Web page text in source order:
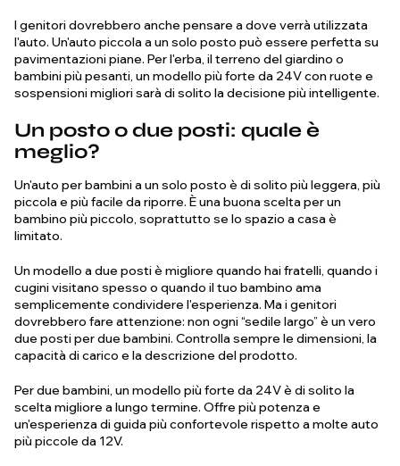
I genitori dovrebbero anche pensare a dove verrà utilizzata
l'auto. Un'auto piccola a un solo posto può essere perfetta su
pavimentazioni piane. Per l'erba, il terreno del giardino o
bambini più pesanti, un modello più forte da 24V con ruote e
sospensioni migliori sarà di solito la decisione più intelligente.
Un posto o due posti: quale è
meglio?
Un'auto per bambini a un solo posto è di solito più leggera, più
piccola e più facile da riporre. È una buona scelta per un
bambino più piccolo, soprattutto se lo spazio a casa è
limitato.
Un modello a due posti è migliore quando hai fratelli, quando i
cugini visitano spesso o quando il tuo bambino ama
semplicemente condividere l'esperienza. Ma i genitori
dovrebbero fare attenzione: non ogni “sedile largo” è un vero
due posti per due bambini. Controlla sempre le dimensioni, la
capacità di carico e la descrizione del prodotto.
Per due bambini, un modello più forte da 24V è di solito la
scelta migliore a lungo termine. Offre più potenza e
un'esperienza di guida più confortevole rispetto a molte auto
più piccole da 12V.